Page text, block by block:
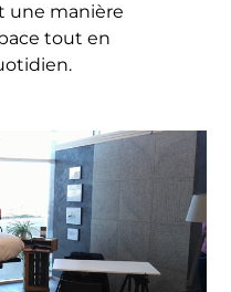
une manière
tout en